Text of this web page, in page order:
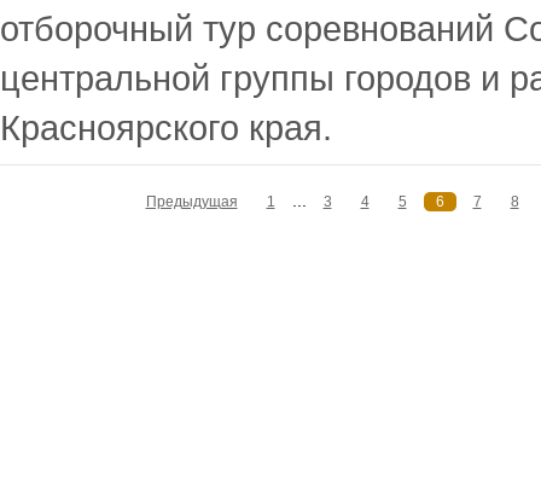
отборочный тур соревнований
центральной группы городов и
Красноярского края.
Предыдущая 1 3 4 5 6 7 8